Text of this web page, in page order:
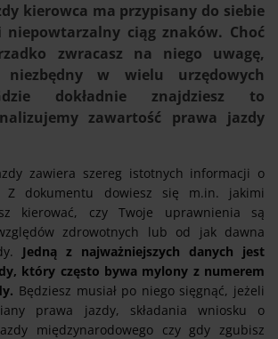
kierowca ma przypisany do siebie
ciąg znaków. Choć
zwracasz na niego uwagę,
w wielu urzędowych
dokładnie znajdziesz to
zawartość prawa jazdy
zawiera szereg istotnych informacji o
Z dokumentu dowiesz się m.in. jakimi
kierować, czy Twoje uprawnienia są
zdrowotnych lub od jak dawna
Jedną z najważniejszych danych jest
który często bywa mylony z numerem
Będziesz musiał po niego sięgnąć, jeżeli
prawa jazdy, składania wniosku o
międzynarodowego czy gdy zgubisz